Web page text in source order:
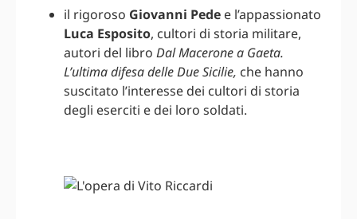
il rigoroso Giovanni Pede e l’appassionato
Luca Esposito, cultori di storia militare,
autori del libro Dal Macerone a Gaeta.
L’ultima difesa delle Due Sicilie, che hanno
suscitato l’interesse dei cultori di storia
degli eserciti e dei loro soldati.